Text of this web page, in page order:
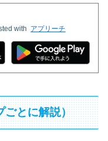
with アプリーチ
ごとに解説）